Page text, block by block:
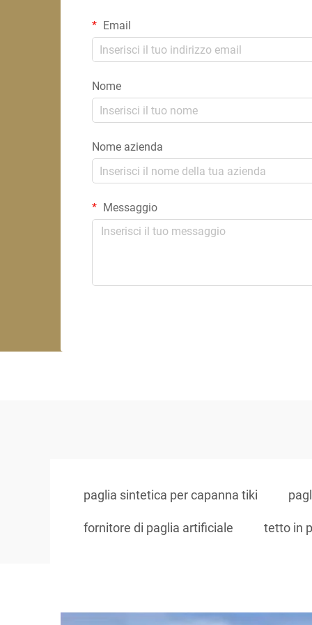
Email
Nome
Nome azienda
Messaggio
paglia sintetica per capanna tiki
fornitore di paglia artificiale tetto in